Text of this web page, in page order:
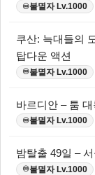
♾️불멸자 Lv.1000
쿠산: 늑대들의
탑다운 액션
♾️불멸자 Lv.1000
바르디안 – 툼
♾️불멸자 Lv.1000
밤탈출 49일 –
♾️불멸자 Lv.1000